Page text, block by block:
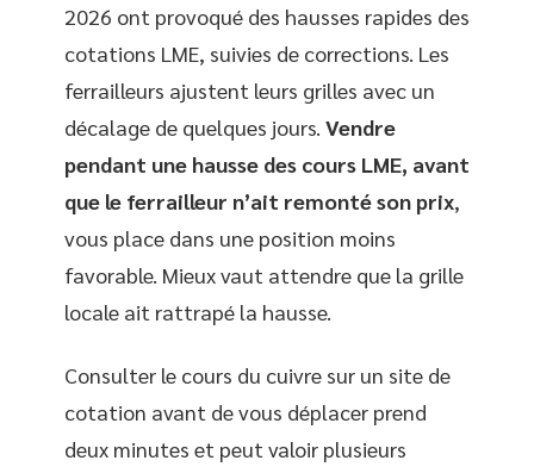
2026 ont provoqué des hausses rapides des
cotations LME, suivies de corrections. Les
ferrailleurs ajustent leurs grilles avec un
décalage de quelques jours. Vendre
pendant une hausse des cours LME, avant
que le ferrailleur n’ait remonté son prix,
vous place dans une position moins
favorable. Mieux vaut attendre que la grille
locale ait rattrapé la hausse.
Consulter le cours du cuivre sur un site de
cotation avant de vous déplacer prend
deux minutes et peut valoir plusieurs